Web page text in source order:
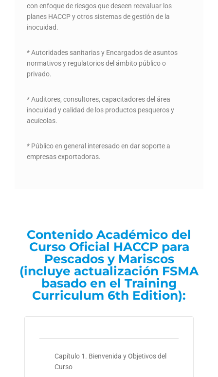
con enfoque de riesgos que deseen reevaluar los
planes HACCP y otros sistemas de gestión de la
inocuidad.
* Autoridades sanitarias y Encargados de asuntos
normativos y regulatorios del ámbito público o
privado.
* Auditores, consultores, capacitadores del área
inocuidad y calidad de los productos pesqueros y
acuícolas.
* Público en general interesado en dar soporte a
empresas exportadoras.
Contenido Académico del
Curso Oficial HACCP para
Pescados y Mariscos
(incluye actualización FSMA
basado en el Training
Curriculum 6th Edition):
Capítulo 1. Bienvenida y Objetivos del
Curso